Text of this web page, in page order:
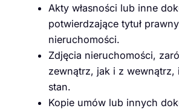
Akty własności lub inne
potwierdzające tytuł
nieruchomości.
Zdjęcia nieruchomości,
zewnątrz, jak i z wewnątrz,
stan.
Kopie umów lub innych